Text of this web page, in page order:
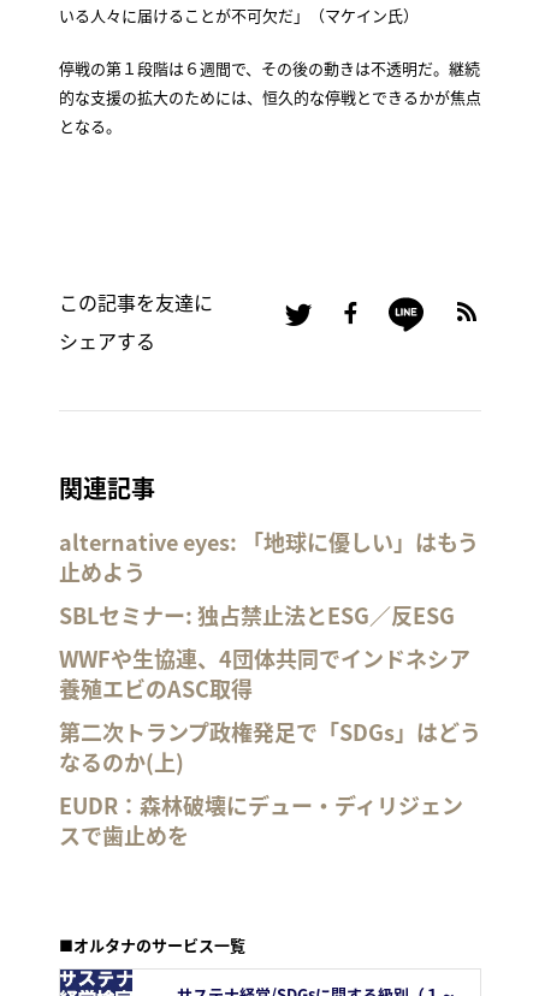
いる人々に届けることが不可欠だ」（マケイン氏）
停戦の第１段階は６週間で、その後の動きは不透明だ。継続
的な支援の拡大のためには、恒久的な停戦とできるかが焦点
となる。
この記事を友達に
シェアする
関連記事
alternative eyes: 「地球に優しい」はもう
止めよう
SBLセミナー: 独占禁止法とESG／反ESG
WWFや生協連、4団体共同でインドネシア
養殖エビのASC取得
第二次トランプ政権発足で「SDGs」はどう
なるのか(上)
EUDR：森林破壊にデュー・ディリジェン
スで歯止めを
■オルタナのサービス一覧